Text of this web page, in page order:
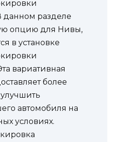
разделе
опцию для Нивы,
в установке
вариативная
более
автомобиля на
условиях.